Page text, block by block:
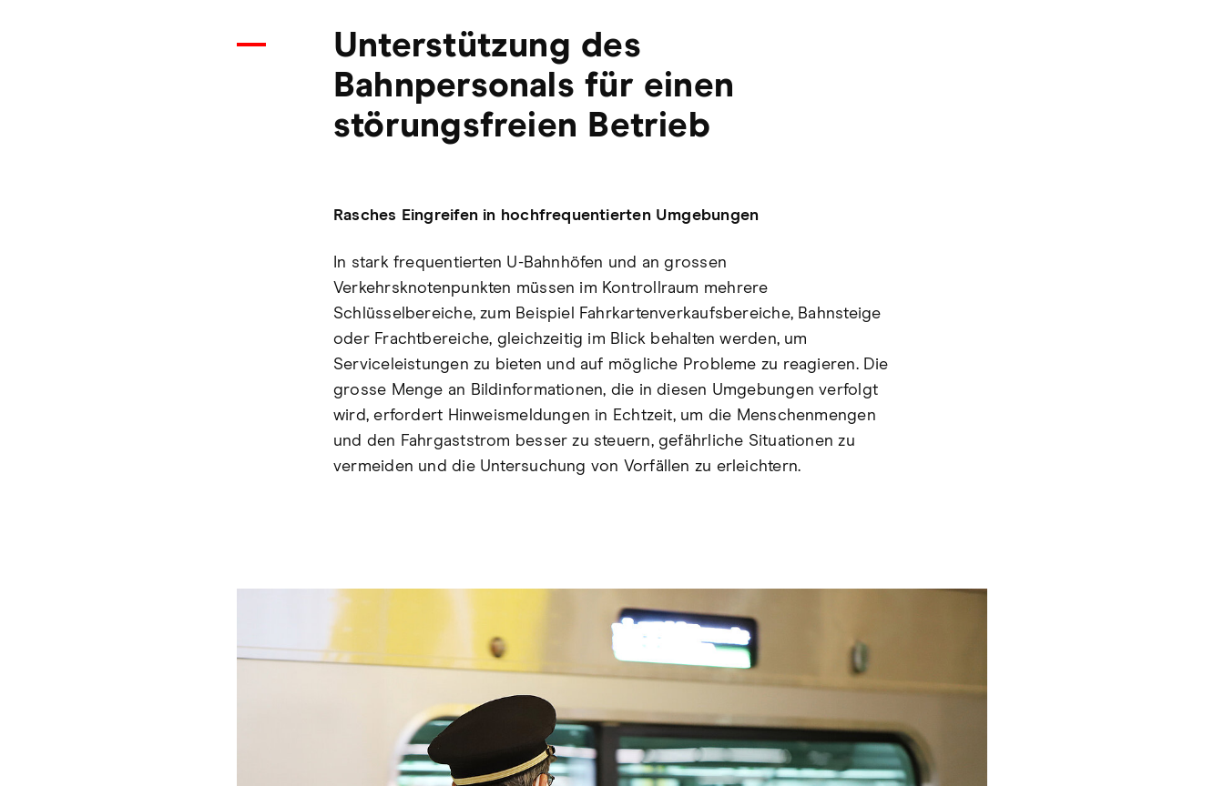
Unterstützung des
Bahnpersonals für einen
störungsfreien Betrieb
Rasches Eingreifen in hochfrequentierten Umgebungen
In stark frequentierten U-Bahnhöfen und an grossen
Verkehrsknotenpunkten müssen im Kontrollraum mehrere
Schlüsselbereiche, zum Beispiel Fahrkartenverkaufsbereiche, Bahnsteige
oder Frachtbereiche, gleichzeitig im Blick behalten werden, um
Serviceleistungen zu bieten und auf mögliche Probleme zu reagieren. Die
grosse Menge an Bildinformationen, die in diesen Umgebungen verfolgt
wird, erfordert Hinweismeldungen in Echtzeit, um die Menschenmengen
und den Fahrgaststrom besser zu steuern, gefährliche Situationen zu
vermeiden und die Untersuchung von Vorfällen zu erleichtern.